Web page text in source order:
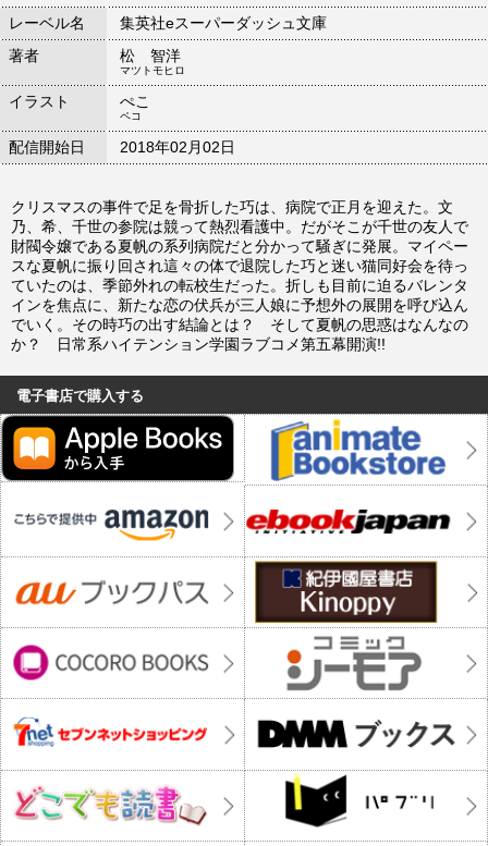
レーベル名
集英社eスーパーダッシュ文庫
著者
松 智洋
マツトモヒロ
イラスト ぺこ
ペコ
配信開始日 2018年02月02日
クリスマスの事件で足を骨折した巧は、病院で正月を迎えた。文
乃、希、千世の参院は競って熱烈看護中。だがそこが千世の友人で
財閥令嬢である夏帆の系列病院だと分かって騒ぎに発展。マイペー
スな夏帆に振り回され這々の体で退院した巧と迷い猫同好会を待っ
ていたのは、季節外れの転校生だった。折しも目前に迫るバレンタ
インを焦点に、新たな恋の伏兵が三人娘に予想外の展開を呼び込ん
でいく。その時巧の出す結論とは？ そして夏帆の思惑はなんなの
か？ 日常系ハイテンション学園ラブコメ第五幕開演!!
電子書店で購入する